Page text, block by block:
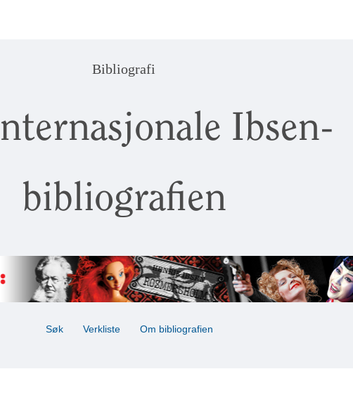
Bibliografi
Ibsen-
bibliografien
Søk Verkliste Om bibliografien